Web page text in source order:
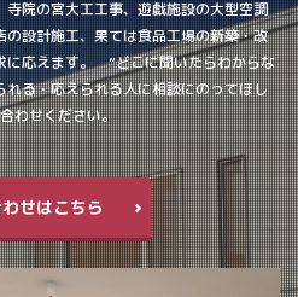
院の宮大工工事、遊戯施設の大型空調
設計施工、果ては食品工場の新築・改
に応えます。 ”どこに聞いたらわからな
る・応えられる人に相談にのってほし
わせください。
せはこちら